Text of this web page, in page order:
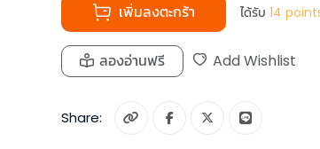
เพิ่มลงตะกร้า ได้รับ 14
ลองอ่านฟรี Add Wishlist
Share: